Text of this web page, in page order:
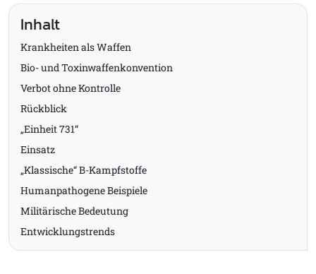
Inhalt
Krankheiten als Waffen
Bio- und Toxinwaffenkonvention
Verbot ohne Kontrolle
Rückblick
„Einheit 731“
Einsatz
„Klassische“ B-Kampfstoffe
Humanpathogene Beispiele
Militärische Bedeutung
Entwicklungstrends